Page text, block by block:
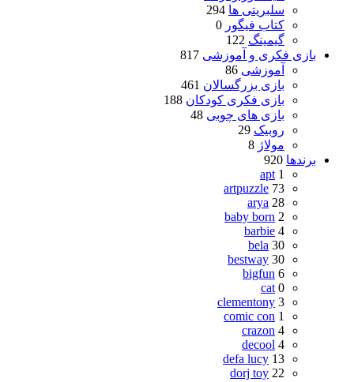
سلبریتی ها 294
کتاب فیگور 0
گیمینگ 122
بازی فکری و آموزشی 817
آموزشی 86
بازی بزرگسالان 461
بازی فکری کودکان 188
بازی های چوبی 48
روبیک 29
مولاژ 8
برندها 920
apt 1
artpuzzle 73
arya 28
baby born 2
barbie 4
bela 30
bestway 30
bigfun 6
cat 0
clementony 3
comic con 1
crazon 4
decool 4
defa lucy 13
dorj toy 22